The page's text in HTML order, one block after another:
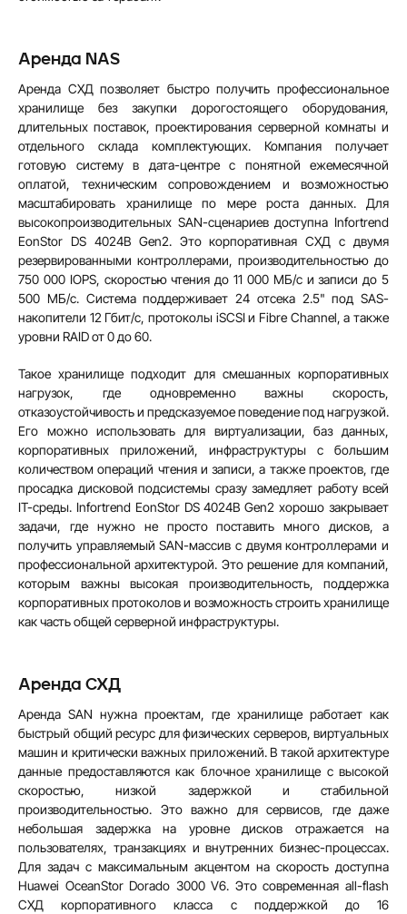
Аренда NAS
Аренда СХД позволяет быстро получить профессиональное
хранилище без закупки дорогостоящего оборудования,
длительных поставок, проектирования серверной комнаты и
отдельного склада комплектующих. Компания получает
готовую систему в дата-центре с понятной ежемесячной
оплатой, техническим сопровождением и возможностью
масштабировать хранилище по мере роста данных. Для
высокопроизводительных SAN-сценариев доступна Infortrend
EonStor DS 4024B Gen2. Это корпоративная СХД с двумя
резервированными контроллерами, производительностью до
750 000 IOPS, скоростью чтения до 11 000 МБ/с и записи до 5
500 МБ/с. Система поддерживает 24 отсека 2.5" под SAS-
накопители 12 Гбит/с, протоколы iSCSI и Fibre Channel, а также
уровни RAID от 0 до 60.
Такое хранилище подходит для смешанных корпоративных
нагрузок, где одновременно важны скорость,
отказоустойчивость и предсказуемое поведение под нагрузкой.
Его можно использовать для виртуализации, баз данных,
корпоративных приложений, инфраструктуры с большим
количеством операций чтения и записи, а также проектов, где
просадка дисковой подсистемы сразу замедляет работу всей
IT-среды. Infortrend EonStor DS 4024B Gen2 хорошо закрывает
задачи, где нужно не просто поставить много дисков, а
получить управляемый SAN-массив с двумя контроллерами и
профессиональной архитектурой. Это решение для компаний,
которым важны высокая производительность, поддержка
корпоративных протоколов и возможность строить хранилище
как часть общей серверной инфраструктуры.
Аренда СХД
Аренда SAN нужна проектам, где хранилище работает как
быстрый общий ресурс для физических серверов, виртуальных
машин и критически важных приложений. В такой архитектуре
данные предоставляются как блочное хранилище с высокой
скоростью, низкой задержкой и стабильной
производительностью. Это важно для сервисов, где даже
небольшая задержка на уровне дисков отражается на
пользователях, транзакциях и внутренних бизнес-процессах.
Для задач с максимальным акцентом на скорость доступна
Huawei OceanStor Dorado 3000 V6. Это современная all-flash
СХД корпоративного класса с поддержкой до 16